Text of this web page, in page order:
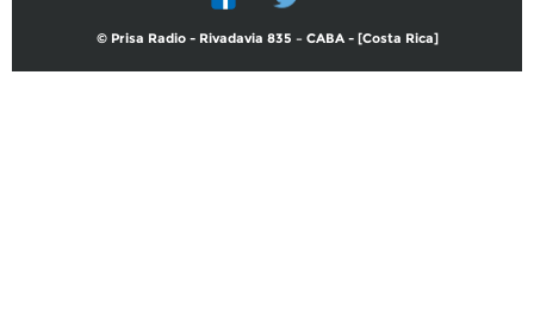
© Prisa Radio - Rivadavia 835 – CABA - [Costa Rica]